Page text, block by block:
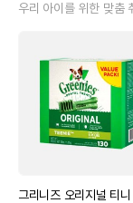
우리 아이를 위한 맞춤
그리니즈 오리지널 티